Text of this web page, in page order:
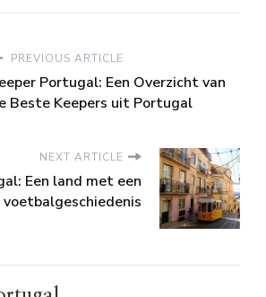
PREVIOUS ARTICLE
Portugal: Een Overzicht van
Beste Keepers uit Portugal
NEXT ARTICLE
Een land met een
voetbalgeschiedenis